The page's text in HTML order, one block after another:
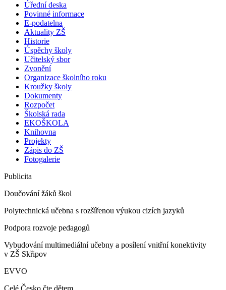
Úřední deska
Povinné informace
E-podatelna
Aktuality ZŠ
Historie
Úspěchy školy
Učitelský sbor
Zvonění
Organizace školního roku
Kroužky školy
Dokumenty
Rozpočet
Školská rada
EKOŠKOLA
Knihovna
Projekty
Zápis do ZŠ
Fotogalerie
Publicita
Doučování žáků škol
Polytechnická učebna s rozšířenou výukou cizích jazyků
Podpora rozvoje pedagogů
Vybudování multimediální učebny a posílení vnitřní konektivity
v ZŠ Skřipov
EVVO